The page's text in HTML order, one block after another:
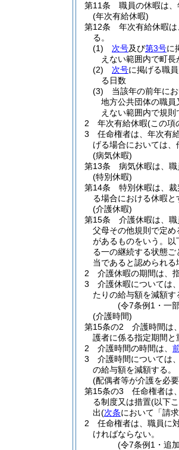
第11条
職員の休暇は
(年次有給休暇)
第12条
年次有給休暇
る。
(1)
次号及び第3号に
えない範囲内で町長
(2)
次号に掲げる職
る日数
(3)
当該年の前年に
地方公共団体の職
えない範囲内で規則
2
年次有給休暇(この項
3
任命権者は、年次有
げる場合においては、
(病気休暇)
第13条
病気休暇は、
(特別休暇)
第14条
特別休暇は、
る場合における休暇と
(介護休暇)
第15条
介護休暇は、
父母その他規則で定め
があるものをいう。以
る一の継続する状態
当であると認められる
2
介護休暇の期間は、
3
介護休暇については、
たりの給与額を減額す
(令7条例1・一
(介護時間)
第15条の2
介護時間は
護者に係る指定期間
2
介護時間の時間は、
3
介護時間については、
の給与額を減額する。
(配偶者等が介護を必
第15条の3
任命権者は
る制度又は措置(以下
出(次条において「請
2
任命権者は、職員に
ければならない。
(令7条例1・追